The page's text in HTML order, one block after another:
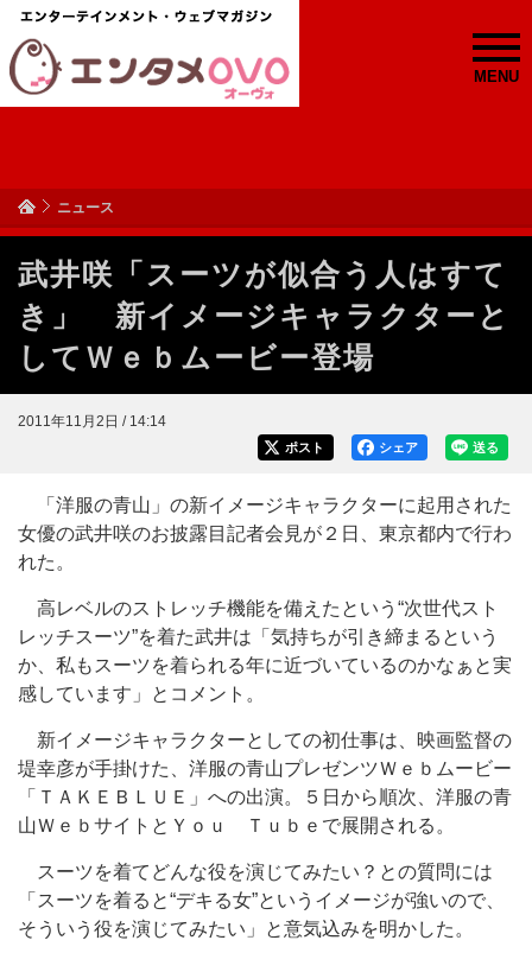
MENU
ニュース
武井咲「スーツが似合う人はすて
き」 新イメージキャラクターと
してＷｅｂムービー登場
2011年11月2日 / 14:14
送る
シェア
ポスト
「洋服の青山」の新イメージキャラクターに起用された
女優の武井咲のお披露目記者会見が２日、東京都内で行わ
れた。
高レベルのストレッチ機能を備えたという“次世代スト
レッチスーツ”を着た武井は「気持ちが引き締まるという
か、私もスーツを着られる年に近づいているのかなぁと実
感しています」とコメント。
新イメージキャラクターとしての初仕事は、映画監督の
堤幸彦が手掛けた、洋服の青山プレゼンツＷｅｂムービー
「ＴＡＫＥＢＬＵＥ」への出演。５日から順次、洋服の青
山ＷｅｂサイトとＹｏｕ Ｔｕｂｅで展開される。
スーツを着てどんな役を演じてみたい？との質問には
「スーツを着ると“デキる女”というイメージが強いので、
そういう役を演じてみたい」と意気込みを明かした。